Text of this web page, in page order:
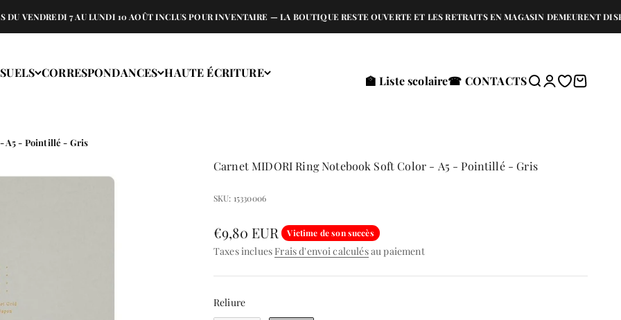
7 AU LUNDI 10 AOÛT INCLUS POUR INVENTAIRE — LA BOUTIQUE RESTE OUVERTE ET LES RETRAITS EN MAGASIN DEMEURENT
CORRESPONDANCES HAUTE ÉCRITURE
🏫 Liste scolaire☎ CONTACTSRecherche
Connexion
Translation
Panier
A5 - Pointillé - Gris
Carnet MIDORI Ring Notebook Soft Color - A5 - Pointillé - Gris
SKU: 15330006
Prix de vente
€9,80 EUR Victime de son succès
Taxes inclues Frais d'envoi calculésau paiement
ReliureReliure